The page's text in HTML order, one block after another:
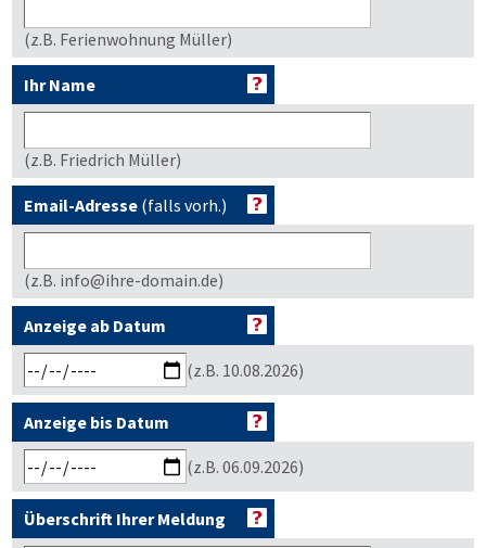
(z.B. Ferienwohnung Müller)
Ihr Name
(z.B. Friedrich Müller)
Email-Adresse (falls vorh.)
(z.B. info@ihre-domain.de)
Anzeige ab Datum
(z.B. 10.08.2026)
Anzeige bis Datum
(z.B. 06.09.2026)
Überschrift Ihrer Meldung